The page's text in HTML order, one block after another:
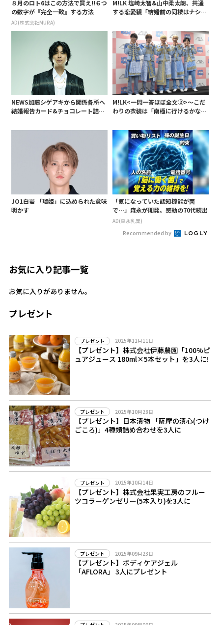
８月のロト6はこの方法で買え!!６つ
の数字が『完全一致』する方法
AD(株式会社MURA)
M!LK 塩崎太智&山中柔太朗、共通
する恋愛観「結婚前の同棲はナシ」
NEWS加藤シゲアキから関係各所へ
結婚報告カード&チョコレート詰め
も添えて
M!LK<一問一答ほぼ全文②>～こだ
わりの衣装は「南極に行けるかなと
JO1白岩 「瑠姫」に込められた意味
明かす
「気になっていた認知機能が菌
で…」森永が開発。感動の70代続出
AD(森永乳業)
Recommended by
お気に入り記事一覧
お気に入りがありません。
プレゼント
プレゼント 2025年11月11日
【プレゼント】株式会社伊藤農園「100%ピ
ュアジュース 180ml×5本セット」を3人に!
プレゼント 2025年10月28日
【プレゼント】日本漬物 「薩摩の漬心(つけ
ごころ)」4種類詰め合わせを3人に
プレゼント 2025年10月14日
【プレゼント】株式会社果実工房のフルー
ツコラーゲンゼリー(5本入り)を3人に
プレゼント 2025年09月23日
【プレゼント】ボディケアジェル
「AFLORA」 3人にプレゼント